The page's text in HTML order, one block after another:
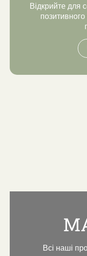
Відкрийте для
позитивного
Всі наші